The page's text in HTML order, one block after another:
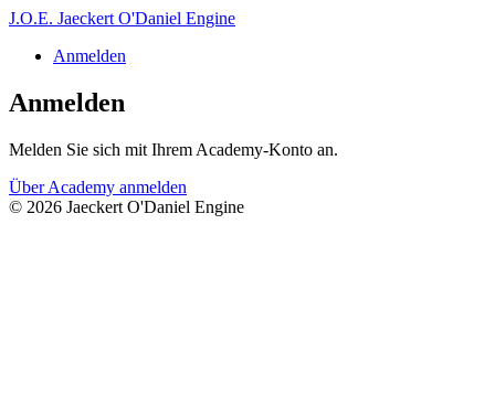
J.O.E. Jaeckert O'Daniel Engine
Anmelden
Anmelden
Melden Sie sich mit Ihrem Academy-Konto an.
Über Academy anmelden
© 2026 Jaeckert O'Daniel Engine